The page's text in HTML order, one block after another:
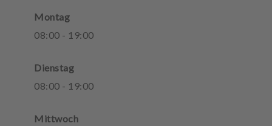
Montag
08:00 - 19:00
Dienstag
08:00 - 19:00
Mittwoch